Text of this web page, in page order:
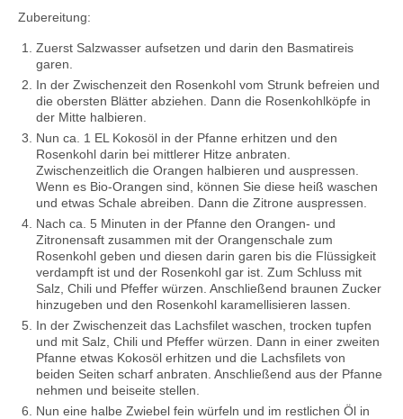
Zubereitung:
Zuerst Salzwasser aufsetzen und darin den Basmatireis
garen.
In der Zwischenzeit den Rosenkohl vom Strunk befreien und
die obersten Blätter abziehen. Dann die Rosenkohlköpfe in
der Mitte halbieren.
Nun ca. 1 EL Kokosöl in der Pfanne erhitzen und den
Rosenkohl darin bei mittlerer Hitze anbraten.
Zwischenzeitlich die Orangen halbieren und auspressen.
Wenn es Bio-Orangen sind, können Sie diese heiß waschen
und etwas Schale abreiben. Dann die Zitrone auspressen.
Nach ca. 5 Minuten in der Pfanne den Orangen- und
Zitronensaft zusammen mit der Orangenschale zum
Rosenkohl geben und diesen darin garen bis die Flüssigkeit
verdampft ist und der Rosenkohl gar ist. Zum Schluss mit
Salz, Chili und Pfeffer würzen. Anschließend braunen Zucker
hinzugeben und den Rosenkohl karamellisieren lassen.
In der Zwischenzeit das Lachsfilet waschen, trocken tupfen
und mit Salz, Chili und Pfeffer würzen. Dann in einer zweiten
Pfanne etwas Kokosöl erhitzen und die Lachsfilets von
beiden Seiten scharf anbraten. Anschließend aus der Pfanne
nehmen und beiseite stellen.
Nun eine halbe Zwiebel fein würfeln und im restlichen Öl in